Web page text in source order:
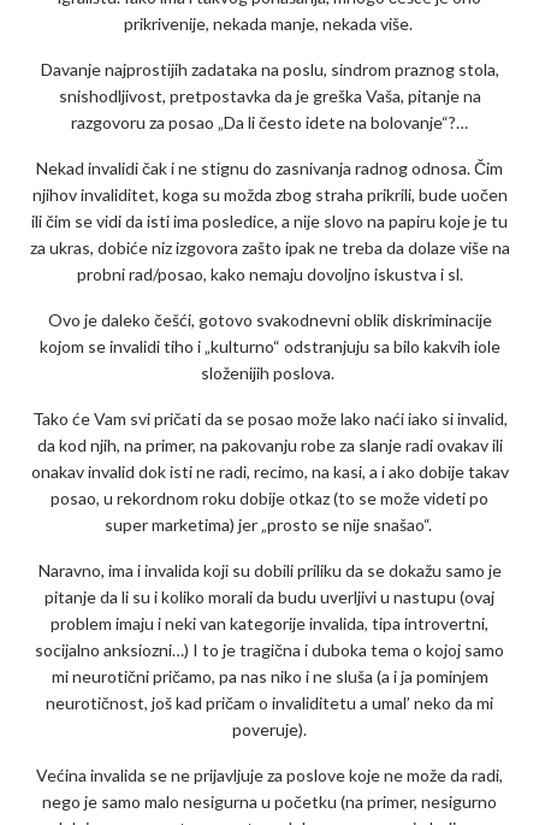
prikrivenije, nekada manje, nekada više.
Davanje najprostijih zadataka na poslu, sindrom praznog stola,
snishodljivost, pretpostavka da je greška Vaša, pitanje na
razgovoru za posao „Da li često idete na bolovanje“?…
Nekad invalidi čak i ne stignu do zasnivanja radnog odnosa. Čim
njihov invaliditet, koga su možda zbog straha prikrili, bude uočen
ili čim se vidi da isti ima posledice, a nije slovo na papiru koje je tu
za ukras, dobiće niz izgovora zašto ipak ne treba da dolaze više na
probni rad/posao, kako nemaju dovoljno iskustva i sl.
Ovo je daleko češći, gotovo svakodnevni oblik diskriminacije
kojom se invalidi tiho i „kulturno“ odstranjuju sa bilo kakvih iole
složenijih poslova.
Tako će Vam svi pričati da se posao može lako naći iako si invalid,
da kod njih, na primer, na pakovanju robe za slanje radi ovakav ili
onakav invalid dok isti ne radi, recimo, na kasi, a i ako dobije takav
posao, u rekordnom roku dobije otkaz (to se može videti po
super marketima) jer „prosto se nije snašao“.
Naravno, ima i invalida koji su dobili priliku da se dokažu samo je
pitanje da li su i koliko morali da budu uverljivi u nastupu (ovaj
problem imaju i neki van kategorije invalida, tipa introvertni,
socijalno anksiozni…) I to je tragična i duboka tema o kojoj samo
mi neurotični pričamo, pa nas niko i ne sluša (a i ja pominjem
neurotičnost, još kad pričam o invaliditetu a umal’ neko da mi
poveruje).
Većina invalida se ne prijavljuje za poslove koje ne može da radi,
nego je samo malo nesigurna u početku (na primer, nesigurno